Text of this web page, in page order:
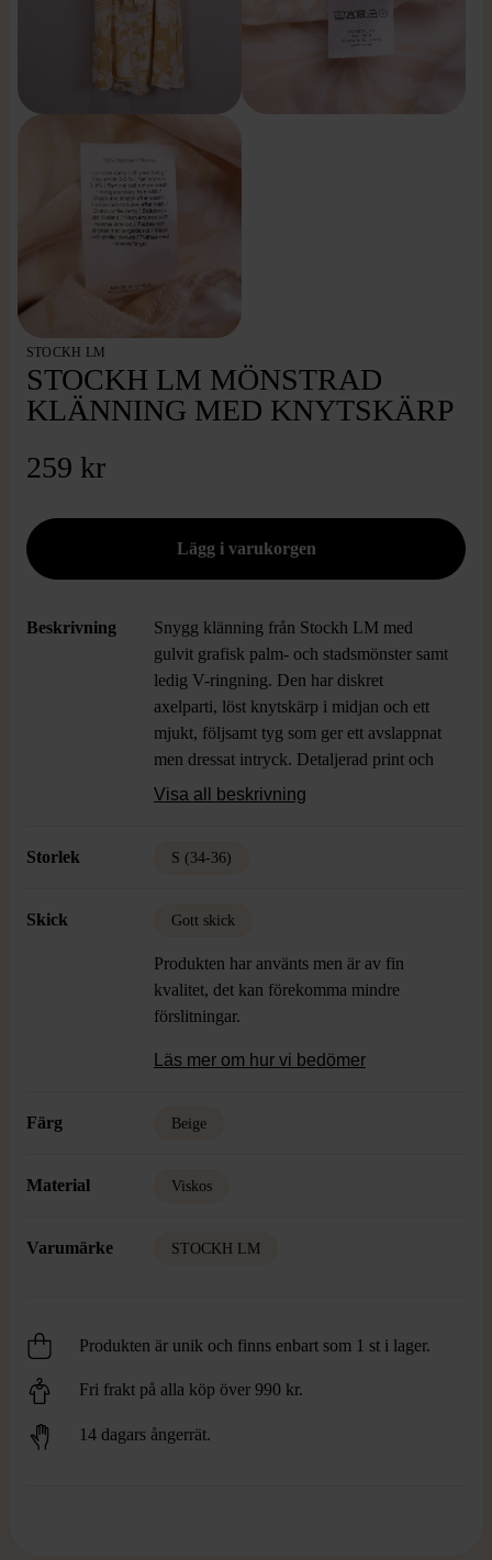
STOCKH LM
STOCKH LM MÖNSTRAD
KLÄNNING MED KNYTSKÄRP
259 kr
Beskrivning
Snygg klänning från Stockh LM med
gulvit grafisk palm- och stadsmönster samt
ledig V-ringning. Den har diskret
axelparti, löst knytskärp i midjan och ett
mjukt, följsamt tyg som ger ett avslappnat
men dressat intryck. Detaljerad print och
luftig känsla för dig som gillar stylish och
Visa all beskrivning
Storlek S (34-36)
Skick Gott skick
Produkten har använts men är av fin
kvalitet, det kan förekomma mindre
förslitningar.
Läs mer om hur vi bedömer
Färg Beige
Material Viskos
Varumärke STOCKH LM
Produkten är unik och finns enbart som 1 st i lager.
Fri frakt på alla köp över 990 kr.
14 dagars ångerrät.